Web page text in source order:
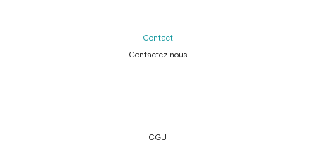
Contact
Contactez-nous
Légal
CGU